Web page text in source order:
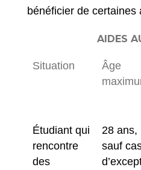
bénéficier de certaines
AIDES
Situation
Âge
Étudiant qui
rencontre
des
28 ans,
sauf